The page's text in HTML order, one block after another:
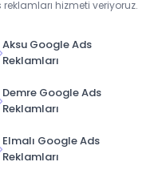
hizmeti veriyoruz.
Aksu Google Ads
Reklamları
Demre Google Ads
Reklamları
Elmalı Google Ads
Reklamları